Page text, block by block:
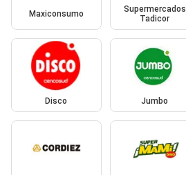
Maxiconsumo
Supermercados
Tadicor
Disco Jumbo